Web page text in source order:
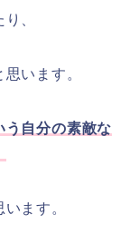
、
います。
う自分の素敵な
ます。